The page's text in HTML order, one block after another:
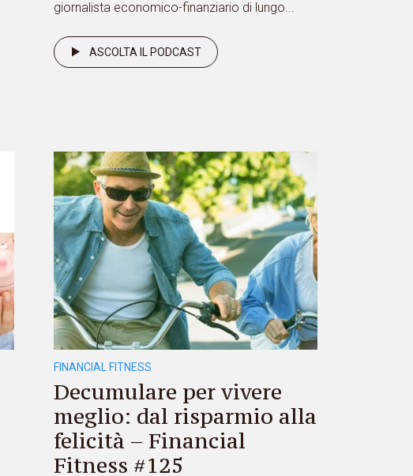
giornalista economico-finanziario di lungo...
ASCOLTA IL PODCAST
FINANCIAL FITNESS
Decumulare per vivere
meglio: dal risparmio alla
felicità – Financial
Fitness #125